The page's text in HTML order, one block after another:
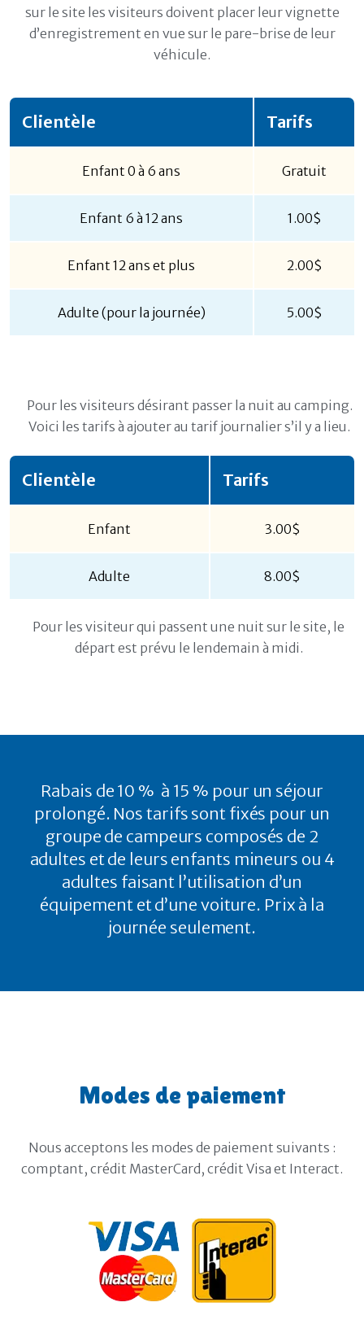
sur le site les visiteurs doivent placer leur vignette
d’enregistrement en vue sur le pare-brise de leur
véhicule.
Clientèle Tarifs
Enfant 0 à 6 ans Gratuit
Enfant 6 à 12 ans 1.00$
Enfant 12 ans et plus 2.00$
Adulte (pour la journée) 5.00$
Pour les visiteurs désirant passer la nuit au camping.
Voici les tarifs à ajouter au tarif journalier s’il y a lieu.
Clientèle Tarifs
Enfant 3.00$
Adulte 8.00$
Pour les visiteur qui passent une nuit sur le site, le
départ est prévu le lendemain à midi.
Rabais de 10 % à 15 % pour un séjour
prolongé. Nos tarifs sont fixés pour un
groupe de campeurs composés de 2
adultes et de leurs enfants mineurs ou 4
adultes faisant l’utilisation d’un
équipement et d’une voiture. Prix à la
journée seulement.
Modes de paiement
Nous acceptons les modes de paiement suivants :
comptant, crédit MasterCard, crédit Visa et Interact.